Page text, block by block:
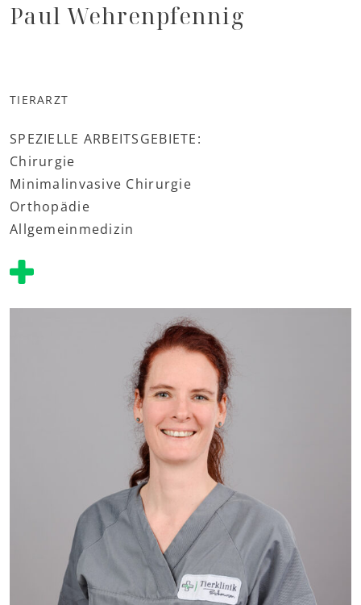
Paul Wehrenpfennig
TIERARZT
SPEZIELLE ARBEITSGEBIETE:
Chirurgie
Minimalinvasive Chirurgie
Orthopädie
Allgemeinmedizin